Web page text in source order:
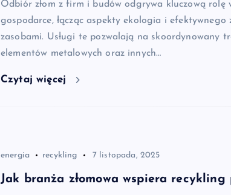
Odbiór złom z firm i budów odgrywa kluczową rolę
gospodarce, łącząc aspekty ekologia i efektywnego
zasobami. Usługi te pozwalają na skoordynowany
elementów metalowych oraz innych…
Czytaj więcej
energia recykling 7 listopada, 2025
Jak branża złomowa wspiera recykling